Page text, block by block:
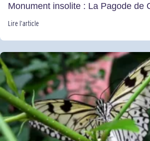
Monument insolite : La Pagode de
Lire l’article